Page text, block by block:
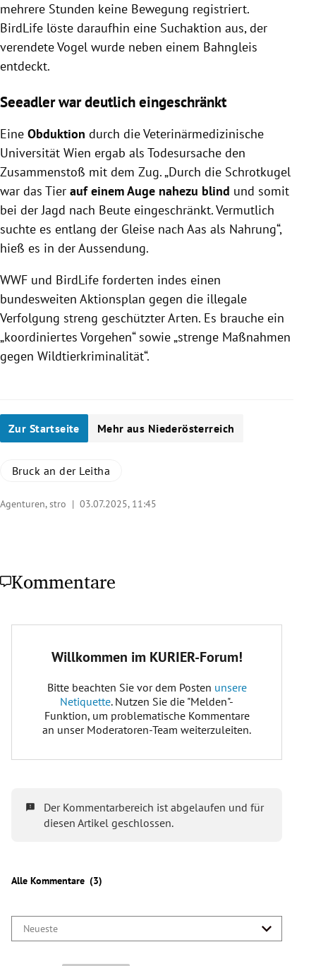
mehrere Stunden keine Bewegung registriert.
BirdLife löste daraufhin eine Suchaktion aus, der
verendete Vogel wurde neben einem Bahngleis
entdeckt.
Seeadler war deutlich eingeschränkt
Eine Obduktion durch die Veterinärmedizinische
Universität Wien ergab als Todesursache den
Zusammenstoß mit dem Zug. „Durch die Schrotkugel
war das Tier auf einem Auge nahezu blind und somit
bei der Jagd nach Beute eingeschränkt. Vermutlich
suchte es entlang der Gleise nach Aas als Nahrung“,
hieß es in der Aussendung.
WWF und BirdLife forderten indes einen
bundesweiten Aktionsplan gegen die illegale
Verfolgung streng geschützter Arten. Es brauche ein
„koordiniertes Vorgehen“ sowie „strenge Maßnahmen
gegen Wildtierkriminalität“.
Zur Startseite Mehr aus Niederösterreich
Bruck an der Leitha
Agenturen, stro | 03.07.2025, 11:45
Kommentare